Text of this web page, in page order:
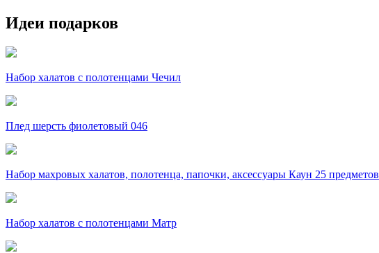
Идеи подарков
Набор халатов с полотенцами Чечил
Плед шерсть фиолетовый 046
Набор махровых халатов, полотенца, папочки, аксессуары Каун 25 предметов
Набор халатов с полотенцами Матр